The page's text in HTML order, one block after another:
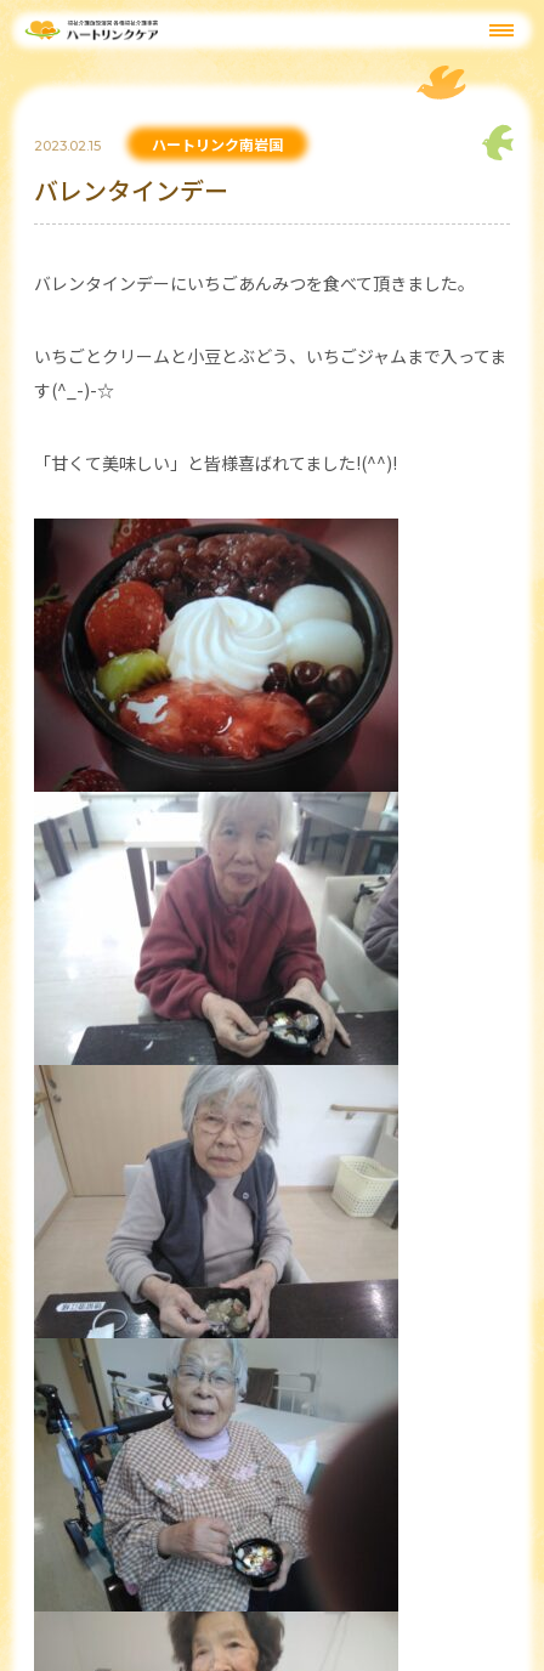
2023.02.15 ハートリンク南岩国
バレンタインデー
バレンタインデーにいちごあんみつを食べて頂きました。
いちごとクリームと小豆とぶどう、いちごジャムまで入ってま
す(^_-)-☆
「甘くて美味しい」と皆様喜ばれてました!(^^)!